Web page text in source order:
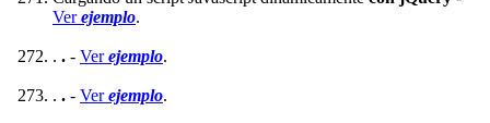
Verejemplo.
. . - Verejemplo.
. . - Verejemplo.